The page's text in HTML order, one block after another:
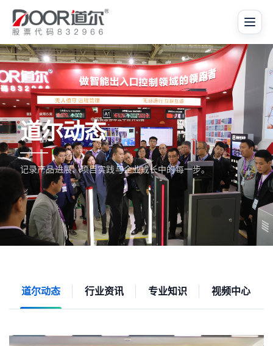
道尔动态
记录产品进展、项目实践与企业成长中的每一步。
道尔动态 行业资讯 专业知识 视频中心